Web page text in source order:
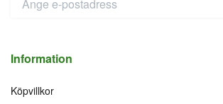
Information
Köpvillkor